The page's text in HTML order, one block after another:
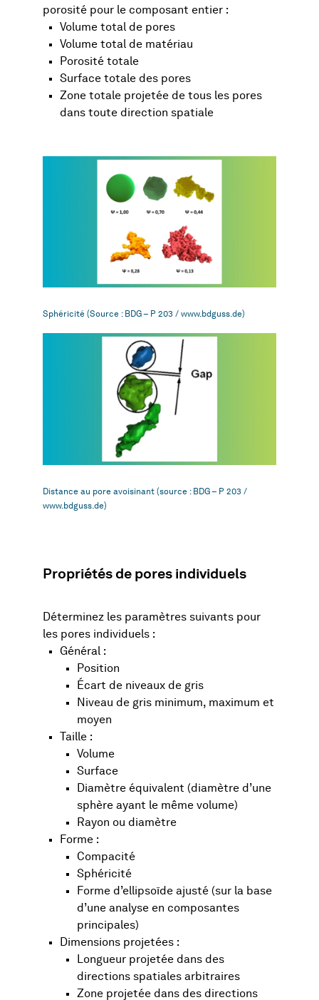
porosité pour le composant entier :
Volume total de pores
Volume total de matériau
Porosité totale
Surface totale des pores
Zone totale projetée de tous les pores
dans toute direction spatiale
Sphéricité (Source : BDG – P 203 / www.bdguss.de)
Distance au pore avoisinant (source : BDG – P 203 /
www.bdguss.de)
Propriétés de pores individuels
Déterminez les paramètres suivants pour
les pores individuels :
Général :
Position
Écart de niveaux de gris
Niveau de gris minimum, maximum et
moyen
Taille :
Volume
Surface
Diamètre équivalent (diamètre d’une
sphère ayant le même volume)
Rayon ou diamètre
Forme :
Compacité
Sphéricité
Forme d’ellipsoïde ajusté (sur la base
d’une analyse en composantes
principales)
Dimensions projetées :
Longueur projetée dans des
directions spatiales arbitraires
Zone projetée dans des directions